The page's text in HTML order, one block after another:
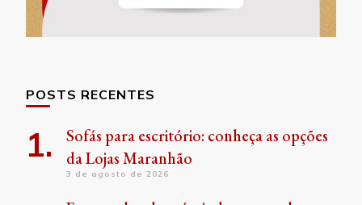
POSTS RECENTES
Sofás para escritório: conheça as opções
da Lojas Maranhão
3 de agosto de 2026